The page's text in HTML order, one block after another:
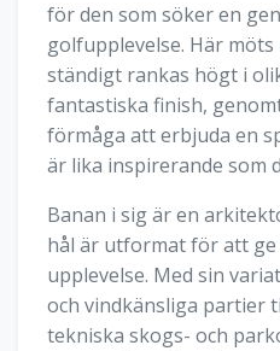
för den som söker en
golfupplevelse. Här
ständigt rankas högt i
fantastiska finish,
förmåga att erbjuda en
är lika inspirerande som
Banan i sig är en
hål är utformat för att
upplevelse. Med sin
och vindkänsliga partier
tekniska skogs- och